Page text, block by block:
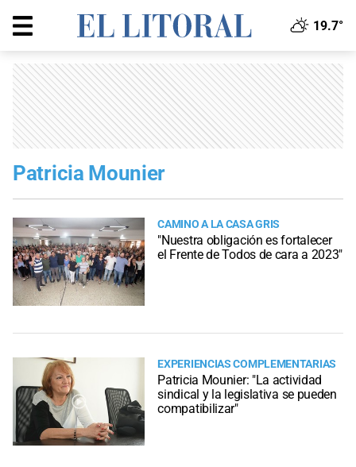
19.7°
Patricia Mounier
CAMINO A LA CASA GRIS
"Nuestra obligación es fortalecer
el Frente de Todos de cara a 2023"
EXPERIENCIAS COMPLEMENTARIAS
Patricia Mounier: "La actividad
sindical y la legislativa se pueden
compatibilizar"